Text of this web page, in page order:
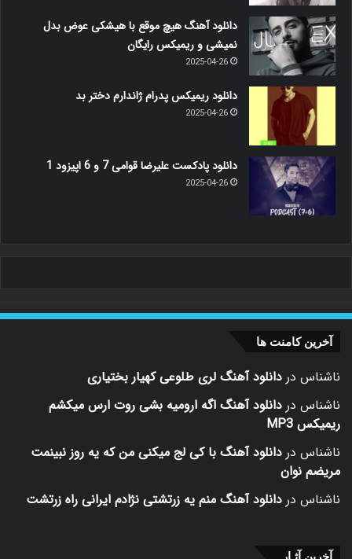
دانلود آهنگ هیچ موقع با هیشکی عوض بدل
نمیشی و ریمیکس رایگان
2025-04-26
دانلود ریمیکس پدرام ژاندارم دختر بد
2025-04-26
دانلود پادکست علیرضا قوامی 7 و 6 اپیزود 1
2025-04-26
آخرین کامنت ها
ناشناس در دانلود آهنگ لری طلوعی کهیار بختیاری
ناشناس در دانلود آهنگ اگه ارومیه بشی روت ارس میکشم
ریمیکس MP3
ناشناس در دانلود آهنگ با کی لج میکنی من که یه روز نبینمت
مریضم نوان
ناشناس در دانلود آهنگ منم یه زرتشتی نژادم ایرانی راه زرتشت